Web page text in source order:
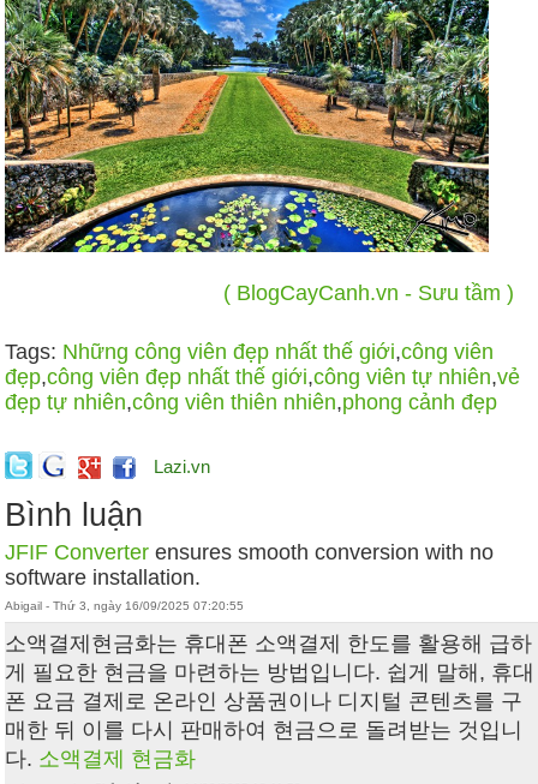
( BlogCayCanh.vn - Sưu tầm )
Tags: Những công viên đẹp nhất thế giới,công viên
đẹp,công viên đẹp nhất thế giới,công viên tự nhiên,vẻ
đẹp tự nhiên,công viên thiên nhiên,phong cảnh đẹp
Lazi.vn
Bình luận
JFIF Converter ensures smooth conversion with no
software installation.
Abigail - Thứ 3, ngày 16/09/2025 07:20:55
소액결제현금화는 휴대폰 소액결제 한도를 활용해 급하
게 필요한 현금을 마련하는 방법입니다. 쉽게 말해, 휴대
폰 요금 결제로 온라인 상품권이나 디지털 콘텐츠를 구
매한 뒤 이를 다시 판매하여 현금으로 돌려받는 것입니
다. 소액결제 현금화